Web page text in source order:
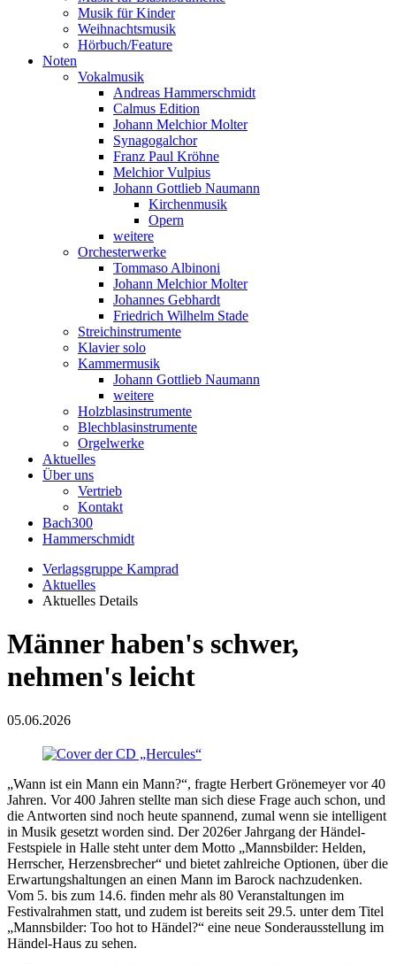
Musik für Kinder
Weihnachtsmusik
Hörbuch/Feature
Noten
Vokalmusik
Andreas Hammerschmidt
Calmus Edition
Johann Melchior Molter
Synagogalchor
Franz Paul Kröhne
Melchior Vulpius
Johann Gottlieb Naumann
Kirchenmusik
Opern
weitere
Orchesterwerke
Tommaso Albinoni
Johann Melchior Molter
Johannes Gebhardt
Friedrich Wilhelm Stade
Streichinstrumente
Klavier solo
Kammermusik
Johann Gottlieb Naumann
weitere
Holzblasinstrumente
Blechblasinstrumente
Orgelwerke
Aktuelles
Über uns
Vertrieb
Kontakt
Bach300
Hammerschmidt
Verlagsgruppe Kamprad
Aktuelles
Aktuelles Details
Männer haben's schwer,
nehmen's leicht
05.06.2026
„Wann ist ein Mann ein Mann?“, fragte Herbert Grönemeyer vor 40
Jahren. Vor 400 Jahren stellte man sich diese Frage auch schon, und
die Antworten sind noch heute spannend, zumal wenn sie intelligent
in Musik gesetzt worden sind. Der 2026er Jahrgang der Händel-
Festspiele in Halle steht unter dem Motto „Mannsbilder: Helden,
Herrscher, Herzensbrecher“ und bietet zahlreiche Optionen, über die
Erwartungshaltungen an einen Mann im Barock nachzudenken.
Vom 5. bis zum 14.6. finden mehr als 80 Veranstaltungen im
Festivalrahmen statt, und zudem ist bereits seit 29.5. unter dem Titel
„Mannsbilder: Too hot to Händel?“ eine neue Sonderausstellung im
Händel-Haus zu sehen.